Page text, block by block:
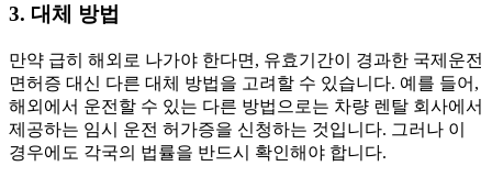
3. 대체 방법
만약 급히 해외로 나가야 한다면, 유효기간이 경과한 국제운전
면허증 대신 다른 대체 방법을 고려할 수 있습니다. 예를 들어,
해외에서 운전할 수 있는 다른 방법으로는 차량 렌탈 회사에서
제공하는 임시 운전 허가증을 신청하는 것입니다. 그러나 이
경우에도 각국의 법률을 반드시 확인해야 합니다.